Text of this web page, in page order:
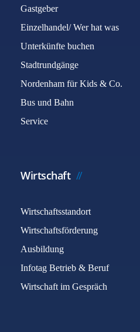
Gastgeber
Einzelhandel/ Wer hat was
Unterkünfte buchen
Stadtrundgänge
Nordenham für Kids & Co.
Bus und Bahn
Service
Wirtschaft
Wirtschaftsstandort
Wirtschaftsförderung
Ausbildung
Infotag Betrieb & Beruf
Wirtschaft im Gespräch